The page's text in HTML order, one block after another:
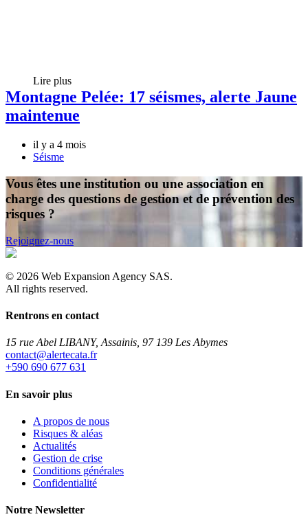
Lire plus
Montagne Pelée: 17 séismes, alerte Jaune
maintenue
il y a 4 mois
Séisme
Vous êtes une institution ou une association en
charge des questions de gestion et de prévention des
risques ?
Rejoignez-nous
© 2026 Web Expansion Agency SAS.
All rights reserved.
Rentrons en contact
15 rue Abel LIBANY, Assainis, 97 139 Les Abymes
rf.atacetrela@tcatnoc
+590 690 677 631
En savoir plus
A propos de nous
Risques & aléas
Actualités
Gestion de crise
Conditions générales
Confidentialité
Notre Newsletter